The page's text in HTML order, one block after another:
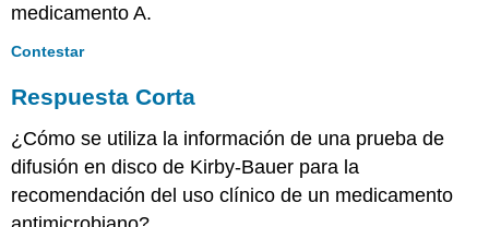
medicamento A.
Contestar
Respuesta Corta
¿Cómo se utiliza la información de una prueba de
difusión en disco de Kirby-Bauer para la
recomendación del uso clínico de un medicamento